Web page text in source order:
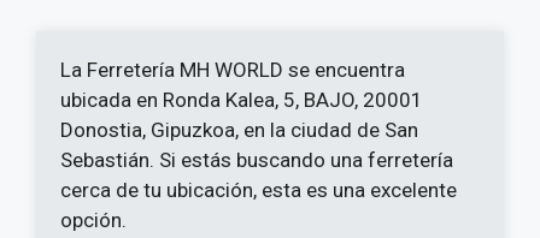
La Ferretería MH WORLD se encuentra
ubicada en Ronda Kalea, 5, BAJO, 20001
Donostia, Gipuzkoa, en la ciudad de San
Sebastián. Si estás buscando una ferretería
cerca de tu ubicación, esta es una excelente
opción.